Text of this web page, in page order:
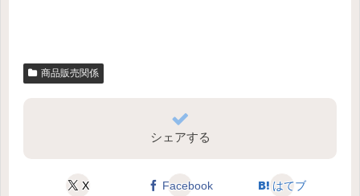
商品販売関係
シェアする
X Facebook はてブ